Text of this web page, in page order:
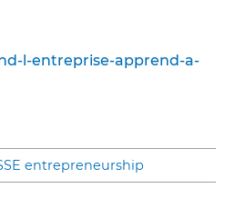
l-entreprise-apprend-a-
entrepreneurship